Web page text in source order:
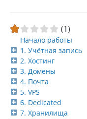
Начало работы
1. Учётная запись
2. Хостинг
3. Домены
4. Почта
5. VPS
6. Dedicated
7. Хранилища
(1)